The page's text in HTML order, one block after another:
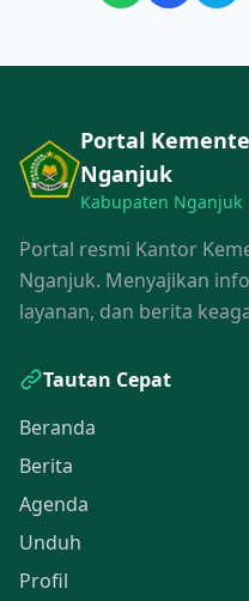
Portal
Nganjuk
Kabupaten Nganjuk
Portal resmi Kantor
Nganjuk. Menyajikan
layanan, dan berita
Tautan Cepat
Beranda
Berita
Agenda
Unduh
Profil